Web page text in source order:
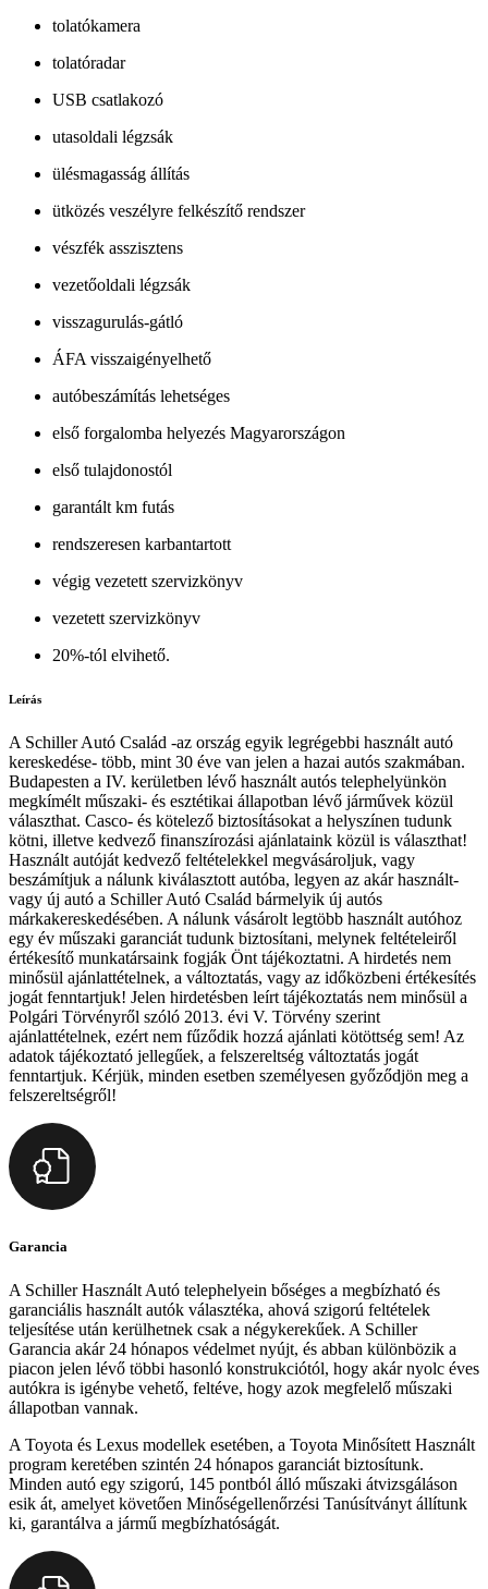
tolatókamera
tolatóradar
USB csatlakozó
utasoldali légzsák
ülésmagasság állítás
ütközés veszélyre felkészítő rendszer
vészfék asszisztens
vezetőoldali légzsák
visszagurulás-gátló
ÁFA visszaigényelhető
autóbeszámítás lehetséges
első forgalomba helyezés Magyarországon
első tulajdonostól
garantált km futás
rendszeresen karbantartott
végig vezetett szervizkönyv
vezetett szervizkönyv
20%-tól elvihető.
Leírás
A Schiller Autó Család -az ország egyik legrégebbi használt autó
kereskedése- több, mint 30 éve van jelen a hazai autós szakmában.
Budapesten a IV. kerületben lévő használt autós telephelyünkön
megkímélt műszaki- és esztétikai állapotban lévő járművek közül
választhat. Casco- és kötelező biztosításokat a helyszínen tudunk
kötni, illetve kedvező finanszírozási ajánlataink közül is választhat!
Használt autóját kedvező feltételekkel megvásároljuk, vagy
beszámítjuk a nálunk kiválasztott autóba, legyen az akár használt-
vagy új autó a Schiller Autó Család bármelyik új autós
márkakereskedésében. A nálunk vásárolt legtöbb használt autóhoz
egy év műszaki garanciát tudunk biztosítani, melynek feltételeiről
értékesítő munkatársaink fogják Önt tájékoztatni. A hirdetés nem
minősül ajánlattételnek, a változtatás, vagy az időközbeni értékesítés
jogát fenntartjuk! Jelen hirdetésben leírt tájékoztatás nem minősül a
Polgári Törvényről szóló 2013. évi V. Törvény szerint
ajánlattételnek, ezért nem fűződik hozzá ajánlati kötöttség sem! Az
adatok tájékoztató jellegűek, a felszereltség változtatás jogát
fenntartjuk. Kérjük, minden esetben személyesen győződjön meg a
felszereltségről!
Garancia
A Schiller Használt Autó telephelyein bőséges a megbízható és
garanciális használt autók választéka, ahová szigorú feltételek
teljesítése után kerülhetnek csak a négykerekűek. A Schiller
Garancia akár 24 hónapos védelmet nyújt, és abban különbözik a
piacon jelen lévő többi hasonló konstrukciótól, hogy akár nyolc éves
autókra is igénybe vehető, feltéve, hogy azok megfelelő műszaki
állapotban vannak.
A Toyota és Lexus modellek esetében, a Toyota Minősített Használt
program keretében szintén 24 hónapos garanciát biztosítunk.
Minden autó egy szigorú, 145 pontból álló műszaki átvizsgáláson
esik át, amelyet követően Minőségellenőrzési Tanúsítványt állítunk
ki, garantálva a jármű megbízhatóságát.